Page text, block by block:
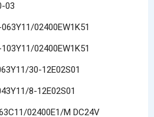
03
02400EW1K51
02400EW1K51
30-12E02S01
8-12E02S01
02400E1/M DC24V